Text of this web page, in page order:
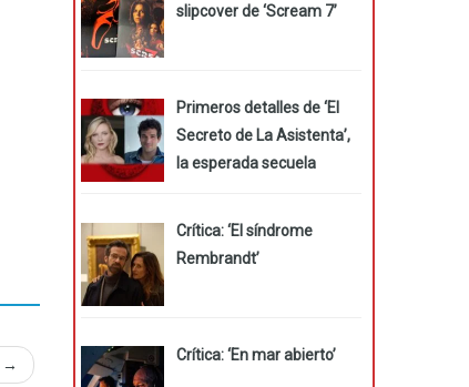
→
slipcover de ‘Scream 7’
Primeros detalles de ‘El
Secreto de La Asistenta’,
la esperada secuela
Crítica: ‘El síndrome
Rembrandt’
Crítica: ‘En mar abierto’